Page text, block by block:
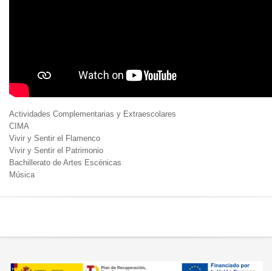
Actividades Complementarias y Extraescolares
CIMA
Vivir y Sentir el Flamenco
Vivir y Sentir el Patrimonio
Bachillerato de Artes Escénicas
Música